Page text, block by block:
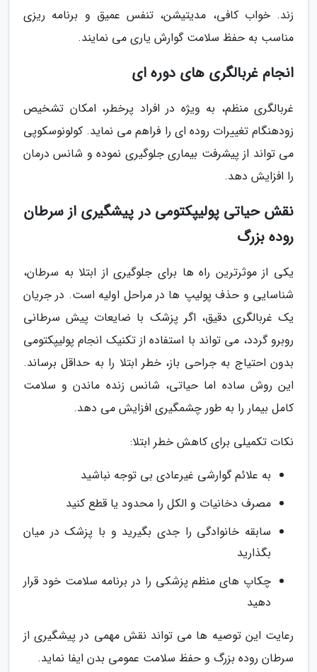
زند. خواب کافی، مدیتیشن، تنفس عمیق و برنامه ریزی
مناسب به حفظ سلامت گوارش یاری می نمایند.
انجام غربالگری های دوره ای
غربالگری منظم، به ویژه در افراد پرخطر، امکان تشخیص
زودهنگام تغییرات روده ای را فراهم می نماید. کولونوسکوپی
می تواند از پیشرفت بیماری جلوگیری نموده و شانس درمان
را افزایش دهد.
نقش حیاتی پولیپکتومی در پیشگیری از سرطان
روده بزرگ
یکی از موثرترین راه ها برای جلوگیری از ابتلا به سرطان،
شناسایی و حذف پولیپ ها در مراحل اولیه است. در جریان
یک غربالگری دقیق، اگر پزشک با ضایعات پیش سرطانی
روبرو گردد، می تواند با استفاده از تکنیک انجام پولیپکتومی
بدون احتیاج به جراحی باز، خطر ابتلا را به حداقل برساند.
این روش ساده اما حیاتی، شانس زنده ماندن و سلامت
کامل بیمار را به طور چشمگیری افزایش می دهد.
نکات تکمیلی برای کاهش خطر ابتلا:
به علائم گوارشی غیرعادی بی توجه نباشید
مصرف دخانیات و الکل را محدود یا قطع کنید
سابقه خانوادگی را جدی بگیرید و با پزشک در میان
بگذارید
چکاپ های منظم پزشکی را در برنامه سلامت خود قرار
دهید
رعایت این توصیه ها می تواند نقش مهمی در پیشگیری از
سرطان روده بزرگ و حفظ سلامت عمومی بدن ایفا نماید.